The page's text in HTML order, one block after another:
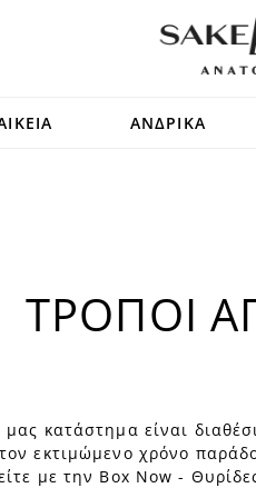
ΑΝΔΡΙΚΑ
ΤΡΟΠΟΙ
κατάστημα είναι
εκτιμώμενο χρόνο
με την Box Now -